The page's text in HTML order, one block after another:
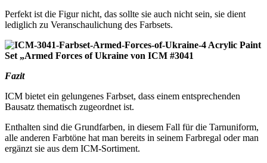
Perfekt ist die Figur nicht, das sollte sie auch nicht sein, sie dient
lediglich zu Veranschaulichung des Farbsets.
Fazit
ICM bietet ein gelungenes Farbset, dass einem entsprechenden
Bausatz thematisch zugeordnet ist.
Enthalten sind die Grundfarben, in diesem Fall für die Tarnuniform,
alle anderen Farbtöne hat man bereits in seinem Farbregal oder man
ergänzt sie aus dem ICM-Sortiment.